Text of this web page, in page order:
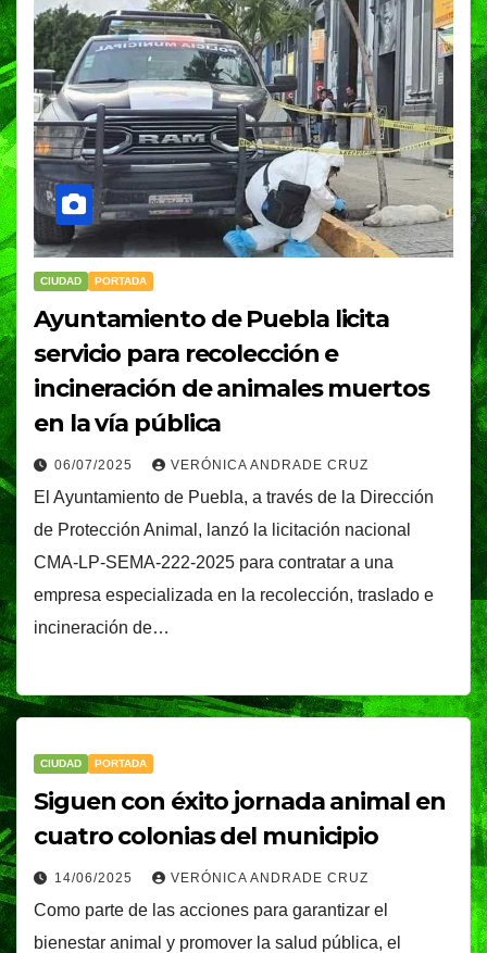
CIUDAD PORTADA
Ayuntamiento de Puebla licita
servicio para recolección e
incineración de animales muertos
en la vía pública
06/07/2025 VERÓNICA ANDRADE CRUZ
El Ayuntamiento de Puebla, a través de la Dirección
de Protección Animal, lanzó la licitación nacional
CMA-LP-SEMA-222-2025 para contratar a una
empresa especializada en la recolección, traslado e
incineración de…
CIUDAD PORTADA
Siguen con éxito jornada animal en
cuatro colonias del municipio
14/06/2025 VERÓNICA ANDRADE CRUZ
Como parte de las acciones para garantizar el
bienestar animal y promover la salud pública, el